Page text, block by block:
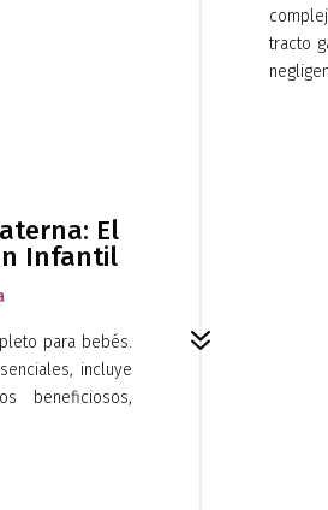
tracto
7
El
Infantil
para bebés.
incluye
beneficiosos,